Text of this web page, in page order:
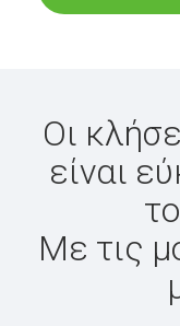
Οι
είναι
Με τις